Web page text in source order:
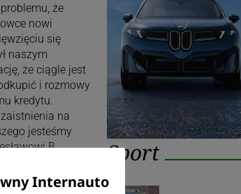
że
nowi
się
naszym
że ciągle jest
i rozmowy
kredytu.
na
jesteśmy
B.
to działek,
bo
Sport
Internauto